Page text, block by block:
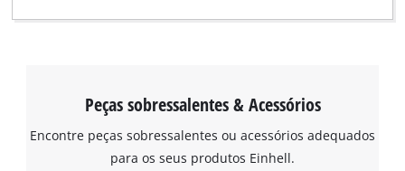
Peças sobressalentes & Acessórios
Encontre peças sobressalentes ou acessórios adequados
para os seus produtos Einhell.